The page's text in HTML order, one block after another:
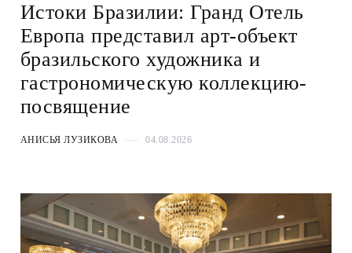
Истоки Бразилии: Гранд Отель
Европа представил арт-объект
бразильского художника и
гастрономическую коллекцию-
посвящение
АНИСЬЯ ЛУЗИКОВА 04.08.2026